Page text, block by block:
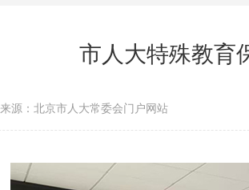
市人大特殊教育
来源：北京市人大常委会门户网站